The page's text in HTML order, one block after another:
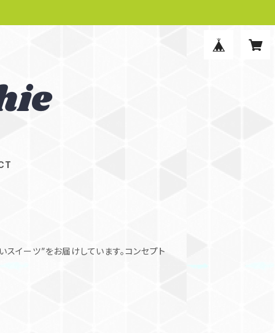
イーツ”をお届けしています。コンセプト